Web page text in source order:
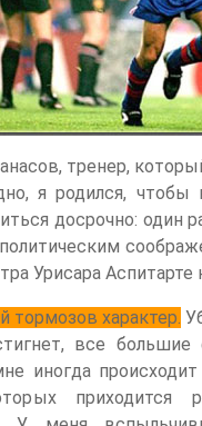
тренер,
я родился,
досрочно: один
Урисара
характер.
все большие
иногда
приходится